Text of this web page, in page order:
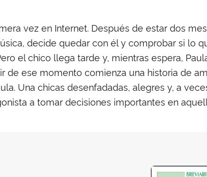
vez en Internet. Después de estar dos
decide quedar con él y comprobar si lo
el chico llega tarde y, mientras espera,
de ese momento comienza una historia de
Una chicas desenfadadas, alegres y, a
a tomar decisiones importantes en